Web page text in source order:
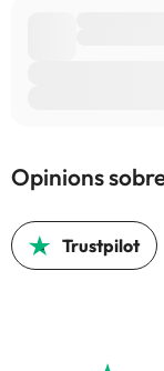
Opinions
Trustpilot